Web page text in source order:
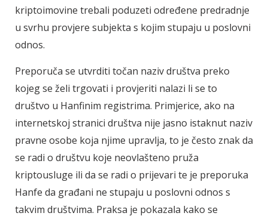
kriptoimovine trebali poduzeti određene predradnje
u svrhu provjere subjekta s kojim stupaju u poslovni
odnos.
Preporuča se utvrditi točan naziv društva preko
kojeg se želi trgovati i provjeriti nalazi li se to
društvo u Hanfinim registrima. Primjerice, ako na
internetskoj stranici društva nije jasno istaknut naziv
pravne osobe koja njime upravlja, to je često znak da
se radi o društvu koje neovlašteno pruža
kriptousluge ili da se radi o prijevari te je preporuka
Hanfe da građani ne stupaju u poslovni odnos s
takvim društvima. Praksa je pokazala kako se